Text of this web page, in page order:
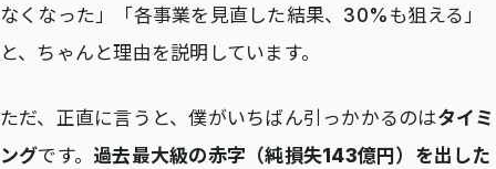
なくなった」「各事業を見直した結果、30%も狙える」
と、ちゃんと理由を説明しています。
ただ、正直に言うと、僕がいちばん引っかかるのはタイミ
ングです。 過去最大級の赤字（純損失143億円）を出した